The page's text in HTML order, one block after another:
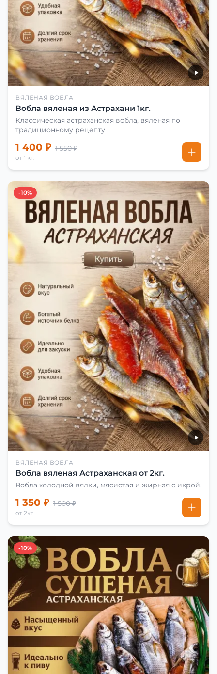
ВЯЛЕНАЯ ВОБЛА
Вобла вяленая из Астрахани 1кг.
Классическая астраханская вобла, вяленая по
традиционному рецепту
1 400 ₽ 1 550 ₽
от 1 кг.
-10%
ВЯЛЕНАЯ ВОБЛА
Вобла вяленая Астраханская от 2кг.
Вобла холодной вялки, мясистая и жирная с икрой.
1 350 ₽ 1 500 ₽
от 2кг
-10%